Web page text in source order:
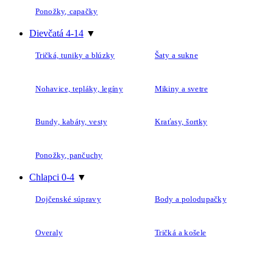
Ponožky, capačky
Dievčatá 4-14 ▼
Tričká, tuniky a blúzky Šaty a sukne
Nohavice, tepláky, legíny Mikiny a svetre
Bundy, kabáty, vesty Kraťasy, šortky
Ponožky, pančuchy
Chlapci 0-4 ▼
Dojčenské súpravy Body a polodupačky
Overaly Tričká a košele